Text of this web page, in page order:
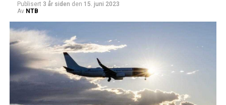
Publisert 3 år siden den 15. juni 2023
Av NTB